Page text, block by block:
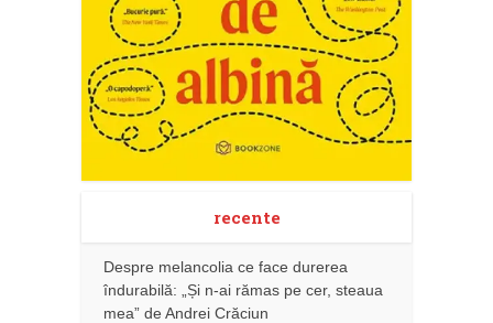
recente
Despre melancolia ce face durerea
îndurabilă: „Și n-ai rămas pe cer, steaua
mea” de Andrei Crăciun